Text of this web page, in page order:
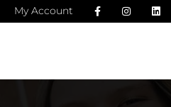
My Account